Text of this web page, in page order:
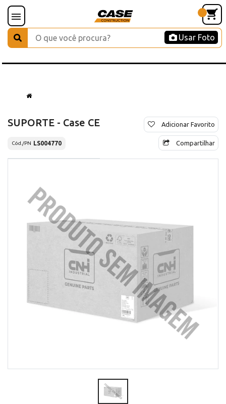
Usar Foto
SUPORTE - Case CE
Cód./PN LS004770
Adicionar Favorito
Compartilhar